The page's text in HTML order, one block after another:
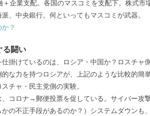
＋企業支配。各国のマスコミを支配下。株式市
、中央銀行。何といってもマスコミが武器。
？
る闘い
仕掛けているのは、ロシア・中国か？ロスチャ
な力を持つロシアが、上記のような比較的簡
チャ・民主党側の実験。
、コロナ→郵便投票を促している。サイバー攻
の不正手段があるのか？）システムダウンも